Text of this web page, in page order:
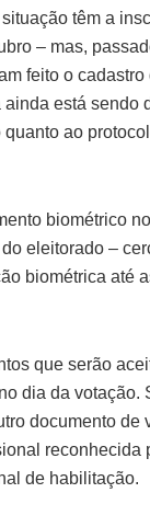
têm a
– mas,
feito o
está sendo
ao
biométrico
eleitorado –
biométrica até
que serão
dia da votação.
documento de
reconhecida
de habilitação.